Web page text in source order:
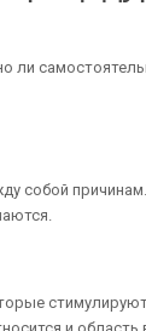
ли
собой